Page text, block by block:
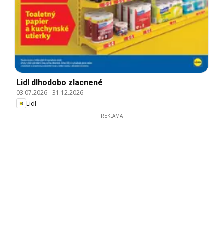
Lidl dlhodobo zlacnené
03.07.2026-31.12.2026
Lidl
REKLAMA